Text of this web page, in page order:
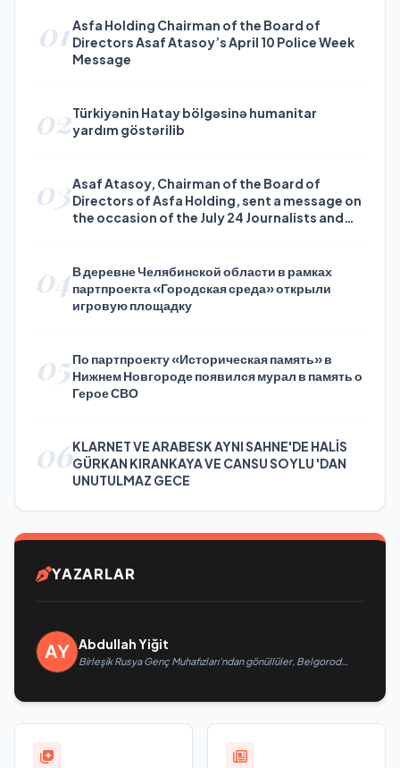
01Asfa Holding Chairman of the Board of
Directors Asaf Atasoy’s April 10 Police Week
Message
02Türkiyənin Hatay bölgəsinə humanitar
yardım göstərilib
03Asaf Atasoy, Chairman of the Board of
Directors of Asfa Holding, sent a message on
the occasion of the July 24 Journalists and
04В деревне Челябинской области в рамках
партпроекта «Городская среда» открыли
игровую площадку
05По партпроекту «Историческая память» в
Нижнем Новгороде появился мурал в память о
Герое СВО
06KLARNET VE ARABESK AYNI SAHNE'DE HALİS
GÜRKAN KIRANKAYA VE CANSU SOYLU 'DAN
UNUTULMAZ GECE
YAZARLAR
Abdullah Yiğit
Birleşik Rusya Genç Muhafızları’ndan gönüllüler, Belgorod